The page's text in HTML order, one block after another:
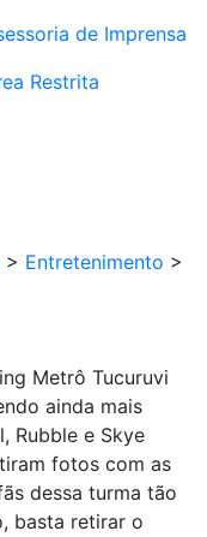
de Imprensa
Restrita
> Entretenimento >
Metrô Tucuruvi
ainda mais
Rubble e Skye
fotos com as
dessa turma tão
basta retirar o